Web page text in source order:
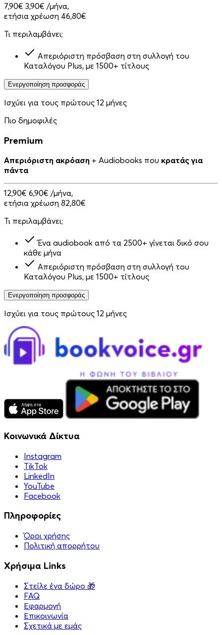
7,90€ 3,90€ /μήνα,
ετήσια χρέωση 46,80€
Τι περιλαμβάνει;
Απεριόριστη πρόσβαση στη συλλογή του
Καταλόγου Plus, με 1500+ τίτλους
Ενεργοποίηση προσφοράς
Ισχύει για τους πρώτους 12 μήνες
Πιο δημοφιλές
Premium
Απεριόριστη ακρόαση + Audiobooks που κρατάς για
πάντα
12,90€ 6,90€ /μήνα,
ετήσια χρέωση 82,80€
Τι περιλαμβάνει;
Ένα audiobook από τα 2500+ γίνεται δικό σου
κάθε μήνα
Απεριόριστη πρόσβαση στη συλλογή του
Καταλόγου Plus, με 1500+ τίτλους
Ενεργοποίηση προσφοράς
Ισχύει για τους πρώτους 12 μήνες
Κοινωνικά Δίκτυα
Instagram
TikTok
LinkedIn
YouTube
Facebook
Πληροφορίες
Όροι χρήσης
Πολιτική απορρήτου
Χρήσιμα Links
Στείλε ένα δώρο 🎁
FAQ
Εφαρμογή
Επικοινωνία
Σχετικά με εμάς